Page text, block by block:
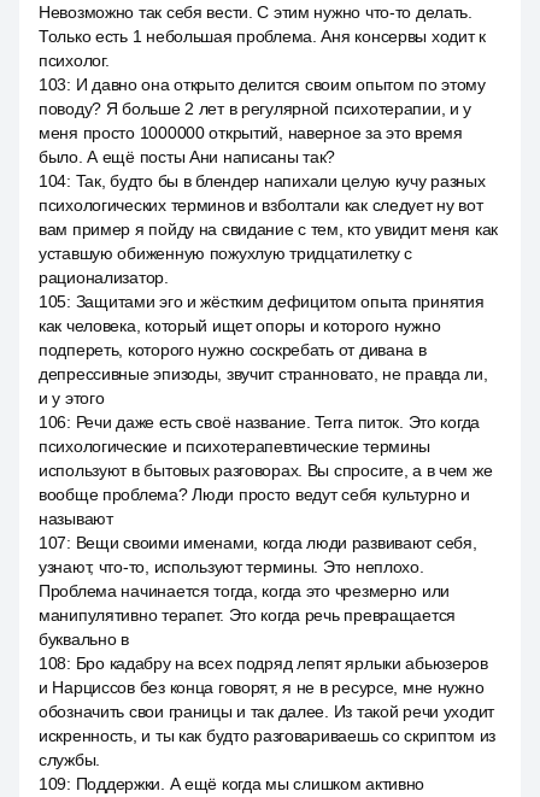
Невозможно так себя вести. С этим нужно что-то делать.
Только есть 1 небольшая проблема. Аня консервы ходит к
психолог.
103: И давно она открыто делится своим опытом по этому
поводу? Я больше 2 лет в регулярной психотерапии, и у
меня просто 1000000 открытий, наверное за это время
было. А ещё посты Ани написаны так?
104: Так, будто бы в блендер напихали целую кучу разных
психологических терминов и взболтали как следует ну вот
вам пример я пойду на свидание с тем, кто увидит меня как
уставшую обиженную пожухлую тридцатилетку с
рационализатор.
105: Защитами эго и жёстким дефицитом опыта принятия
как человека, который ищет опоры и которого нужно
подпереть, которого нужно соскребать от дивана в
депрессивные эпизоды, звучит странновато, не правда ли,
и у этого
106: Речи даже есть своё название. Terra питок. Это когда
психологические и психотерапевтические термины
используют в бытовых разговорах. Вы спросите, а в чем же
вообще проблема? Люди просто ведут себя культурно и
называют
107: Вещи своими именами, когда люди развивают себя,
узнают, что-то, используют термины. Это неплохо.
Проблема начинается тогда, когда это чрезмерно или
манипулятивно терапет. Это когда речь превращается
буквально в
108: Бро кадабру на всех подряд лепят ярлыки абьюзеров
и Нарциссов без конца говорят, я не в ресурсе, мне нужно
обозначить свои границы и так далее. Из такой речи уходит
искренность, и ты как будто разговариваешь со скриптом из
службы.
109: Поддержки. А ещё когда мы слишком активно